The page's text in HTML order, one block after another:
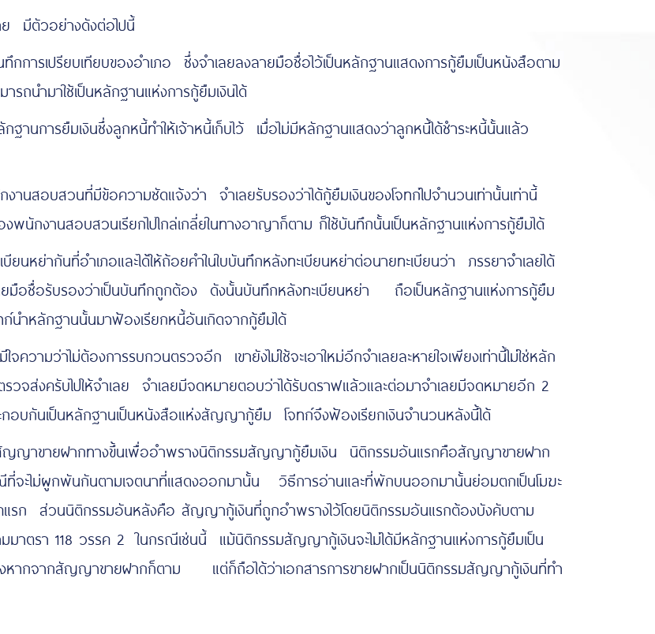
ย มีตัวอย่างดังต่อไปนี้
การเปรียบเทียบของอำเภอ ซึ่งจำเลยลงลายมือชื่อไว้เป็นหลักฐานแสดงการกู้ยืมเป็นหนังสือตาม
นำมาใช้เป็นหลักฐานแห่งการกู้ยืมเงินได้
านการยืมเงินซึ่งลูกหนี้ทำให้เจ้าหนี้เก็บไว้ เมื่อไม่มีหลักฐานแสดงว่าลูกหนี้ได้ชำระหนี้นั้นแล้ว
านสอบสวนที่มีข้อความชัดแจ้งว่า จำเลยรับรองว่าได้กู้ยืมเงินของโจทก์ไปจำนวนเท่านั้นเท่านี้
พนักงานสอบสวนเรียกไปไกล่เกลี่ยในทางอาญาก็ตาม ก็ใช้บันทึกนั้นเป็นหลักฐานแห่งการกู้ยืมได้
ยนหย่ากันที่อำเภอและได้ให้ถ้อยคำในใบบันทึกหลังทะเบียนหย่าต่อนายทะเบียนว่า ภรรยาจำเลยได้
ายมือชื่อรับรองว่าเป็นบันทึกถูกต้อง ดังนั้นบันทึกหลังทะเบียนหย่า ถือเป็นหลักฐานแห่งการกู้ยืม
ำหลักฐานนั้นมาฟ้องเรียกหนี้อันเกิดจากกู้ยืมได้
ความว่าไม่ต้องการรบกวนตรวจอีก เขายังไม่ใช้จะเอาใหม่อีกจำเลยละหายใจเพียงเท่านี้ไม่ใช่หลัก
วจส่งครับไปให้จำเลย จำเลยมีจดหมายตอบว่าได้รับดราฟแล้วและต่อมาจำเลยมีจดหมายอีก 2
กอบกันเป็นหลักฐานเป็นหนังสือแห่งสัญญากู้ยืม โจทก์จึงฟ้องเรียกเงินจำนวนหลังนี้ได้
าขายฝากทางขึ้นเพื่ออำพรางนิติกรรมสัญญากู้ยืมเงิน นิติกรรมอันแรกคือสัญญาขายฝาก
ที่จะไม่ผูกพันกันตามเจตนาที่แสดงออกมานั้น วิธีการอ่านและที่พักบนออกมานั้นย่อมตกเป็นโมฆะ
รก ส่วนนิติกรรมอันหลังคือ สัญญากู้เงินที่ถูกอำพรางไว้โดยนิติกรรมอันแรกต้องบังคับตาม
ตรา 118 วรรค 2 ในกรณีเช่นนี้ แม้นิติกรรมสัญญากู้เงินจะไม่ได้มีหลักฐานแห่งการกู้ยืมเป็น
หากจากสัญญาขายฝากก็ตาม แต่ก็ถือได้ว่าเอกสารการขายฝากเป็นนิติกรรมสัญญากู้เงินที่ทำ